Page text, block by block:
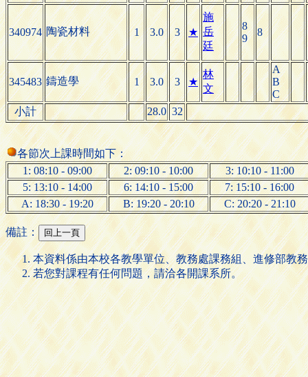
340974 陶瓷材料 1 3.0 3 ★
施
岳
廷
8
9
8
345483 鑄造學 1 3.0 3 ★
林
文
A
B
C
小計
28.0 32
各節次上課時間如下：
1: 08:10 - 09:00
2: 09:10 - 10:00
3: 10:10 - 11:00
5: 13:10 - 14:00
6: 14:10 - 15:00
7: 15:10 - 16:00
A: 18:30 - 19:20
B: 19:20 - 20:10 C: 20:20 - 21:10
備註：
本資料係由本校各教學單位、教務處課務組、進修部教
若您對課程有任何問題，請洽各開課系所。